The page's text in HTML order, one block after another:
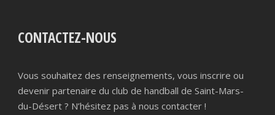
CONTACTEZ-NOUS
Vous souhaitez des renseignements, vous inscrire ou
devenir partenaire du club de handball de Saint-Mars-
du-Désert ? N’hésitez pas à nous contacter !